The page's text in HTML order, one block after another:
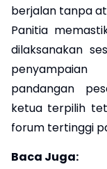
berjalan tanpa
Panitia
dilaksanakan
penyampaian
pandangan
ketua terpilih
forum tertinggi
Baca Juga: